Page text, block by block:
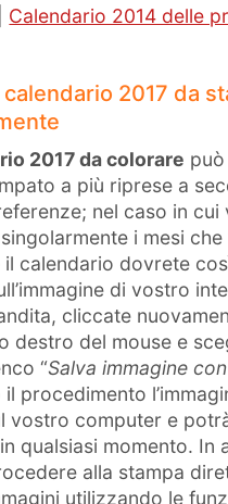
Calendario 2014 delle
2017 da
2017 da colorare
a più riprese a
nel caso in cui
i mesi che
calendario dovrete
di vostro
cliccate
destro del mouse e
“Salva immagine
il procedimento
vostro computer e
qualsiasi momento. In
alla stampa
utilizzando le